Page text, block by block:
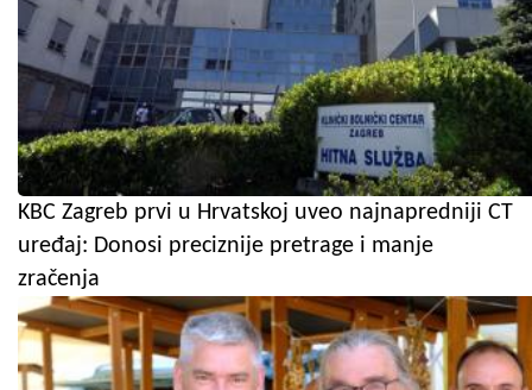
KBC Zagreb prvi u Hrvatskoj uveo najnapredniji CT
uređaj: Donosi preciznije pretrage i manje
zračenja